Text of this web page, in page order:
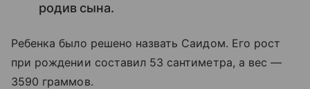
родив сына.
Ребенка было решено назвать Саидом. Его рост
при рождении составил 53 сантиметра, а вес —
3590 граммов.